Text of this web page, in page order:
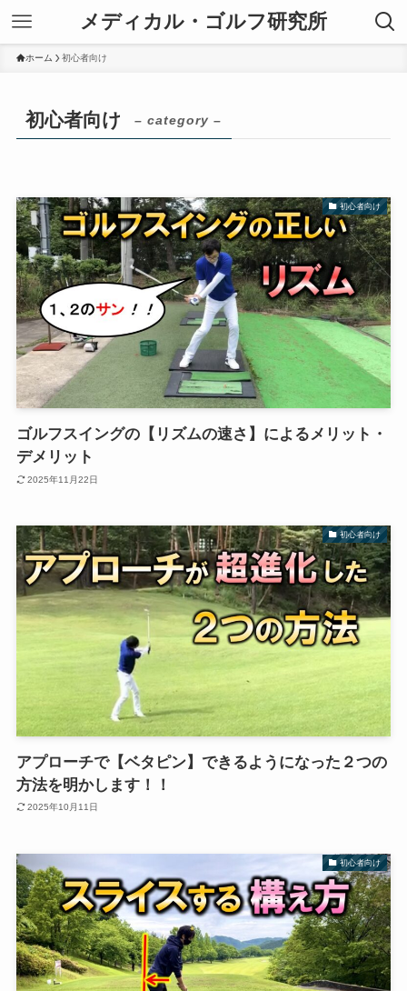
メディカル・ゴルフ研究所
ホーム 初心者向け
初心者向け – category –
初心者向け
ゴルフスイングの【リズムの速さ】によるメリット・
デメリット
2025年11月22日
初心者向け
アプローチで【ベタピン】できるようになった２つの
方法を明かします！！
2025年10月11日
初心者向け